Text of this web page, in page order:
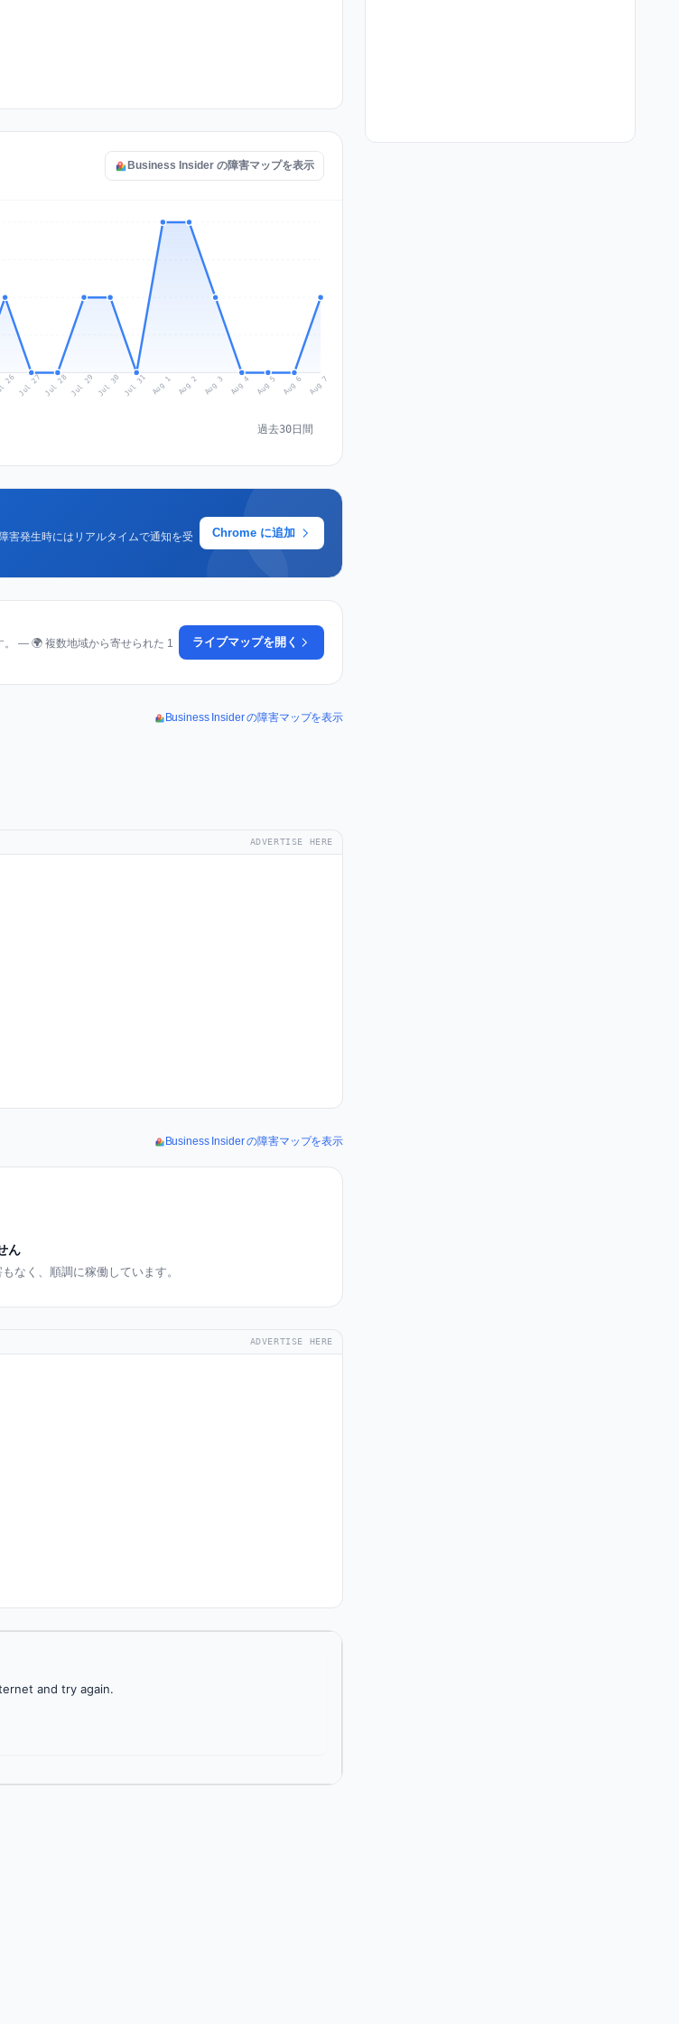
Business Insider の障害マップを表示
26Jul 27 Jul 28Jul 29 Jul 30 Jul 31 Aug 1 Aug 2 Aug 3 Aug 4 Aug 5 Aug 6 Aug 7
過去30日間
害発生時にはリアルタイムで通知を受
Chrome に追加
— 🌍 複数地域から寄せられた 1
ライブマップを開く
Business Insider の障害マップを表示
ADVERTISE HERE
Business Insider の障害マップを表示
ん
なく、順調に稼働しています。
ADVERTISE HERE
and try again.